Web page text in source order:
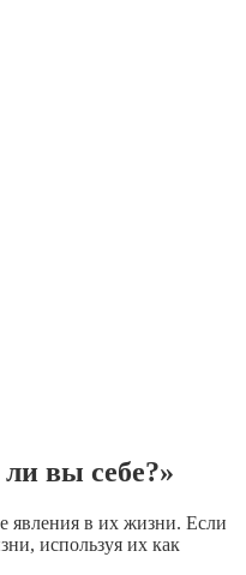
вы себе?»
явления в их жизни. Если
используя их как